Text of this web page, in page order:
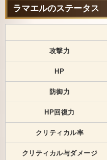
ラマエルのステータス
攻撃力
HP
防御力
HP回復力
クリティカル率
クリティカル与ダメージ